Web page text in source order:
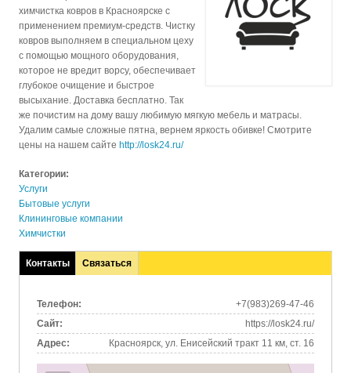
химчистка ковров в Красноярске с
применением премиум-средств. Чистку
ковров выполняем в специальном цеху
с помощью мощного оборудования,
которое не вредит ворсу, обеспечивает
глубокое очищение и быстрое
высыхание. Доставка бесплатно. Так
же почистим на дому вашу любимую мягкую мебель и матрасы.
Удалим самые сложные пятна, вернем яркость обивке! Смотрите
цены на нашем сайте http://losk24.ru/
Категории:
Услуги
Бытовые услуги
Клининговые компании
Химчистки
Контакты
(активная
Связаться
Телефон:
+7(983)269-47-46
Сайт:
https://losk24.ru/
Адрес:
Красноярск, ул. Енисейский тракт 11 км, ст. 16